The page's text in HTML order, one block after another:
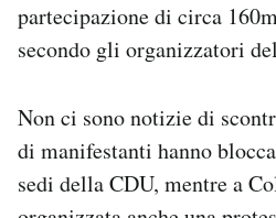
partecipazione di circa
secondo gli organizzatori
Non ci sono notizie di
di manifestanti hanno
sedi della CDU, mentre a